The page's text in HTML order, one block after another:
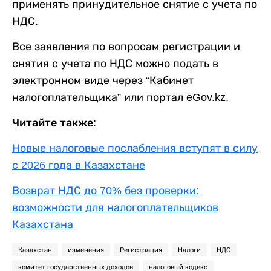
применять принудительное снятие с учета по
НДС.
Все заявления по вопросам регистрации и
снятия с учета по НДС можно подать в
электронном виде через “Кабинет
налогоплательщика” или портал eGov.kz.
Читайте также:
Новые налоговые послабления вступят в силу
с 2026 года в Казахстане
Возврат НДС до 70% без проверки:
возможности для налогоплательщиков
Казахстана
Казахстан изменения Регистрация Налоги НДС
комитет государственных доходов налоговый кодекс